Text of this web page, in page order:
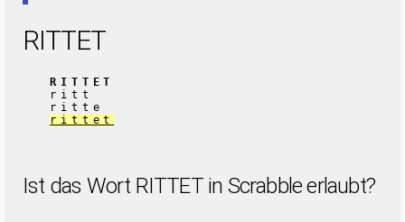
RITTET
RITTET
ritt
ritte
rittet
Ist das Wort RITTET in Scrabble erlaubt?